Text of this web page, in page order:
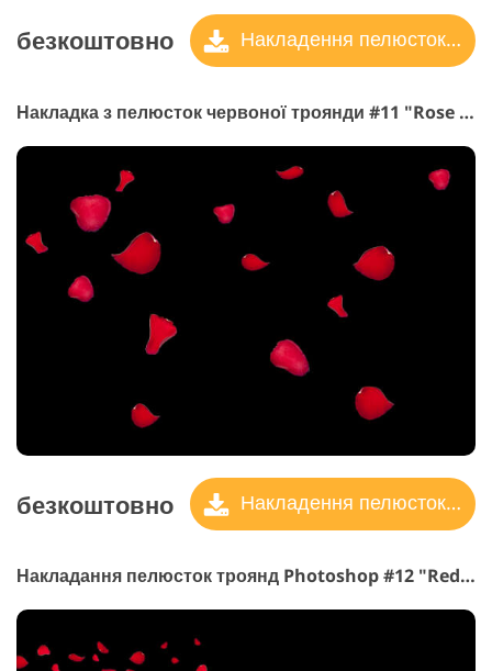
безкоштовно Накладення пелюсток троянд
Накладка з пелюсток червоної троянди #11 "Rose Petals"
безкоштовно Накладення пелюсток троянд
Накладання пелюсток троянд Photoshop #12 "Red Wine"